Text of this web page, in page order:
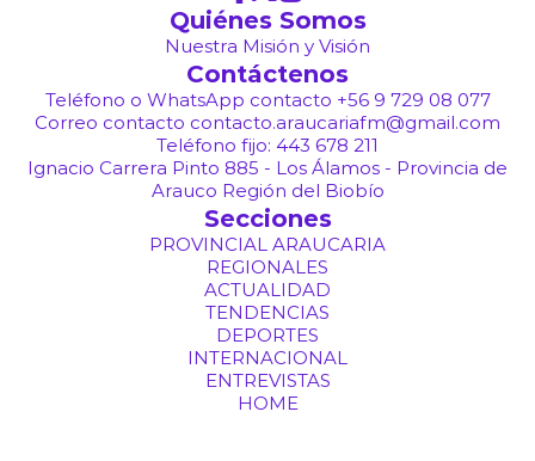
Quiénes Somos
Nuestra Misión y Visión
Contáctenos
Teléfono o WhatsApp contacto +56 9 729 08 077
Correo contacto contacto.araucariafm@gmail.com
Teléfono fijo: 443 678 211
Ignacio Carrera Pinto 885 - Los Álamos - Provincia de
Arauco Región del Biobío
Secciones
PROVINCIAL ARAUCARIA
REGIONALES
ACTUALIDAD
TENDENCIAS
DEPORTES
INTERNACIONAL
ENTREVISTAS
HOME